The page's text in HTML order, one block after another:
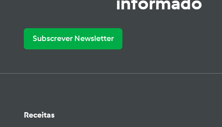
Subscrever Newsletter
Receitas